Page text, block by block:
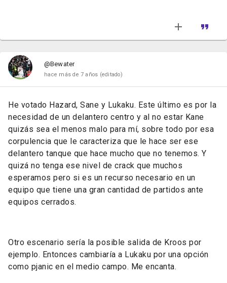
@Bewater
hace más de 7 años (editado)
He votado Hazard, Sane y Lukaku. Este último es por la
necesidad de un delantero centro y al no estar Kane
quizás sea el menos malo para mí, sobre todo por esa
corpulencia que le caracteriza que le hace ser ese
delantero tanque que hace mucho que no tenemos. Y
quizá no tenga ese nivel de crack que muchos
esperamos pero si es un recurso necesario en un
equipo que tiene una gran cantidad de partidos ante
equipos cerrados.
Otro escenario sería la posible salida de Kroos por
ejemplo. Entonces cambiaría a Lukaku por una opción
como pjanic en el medio campo. Me encanta.